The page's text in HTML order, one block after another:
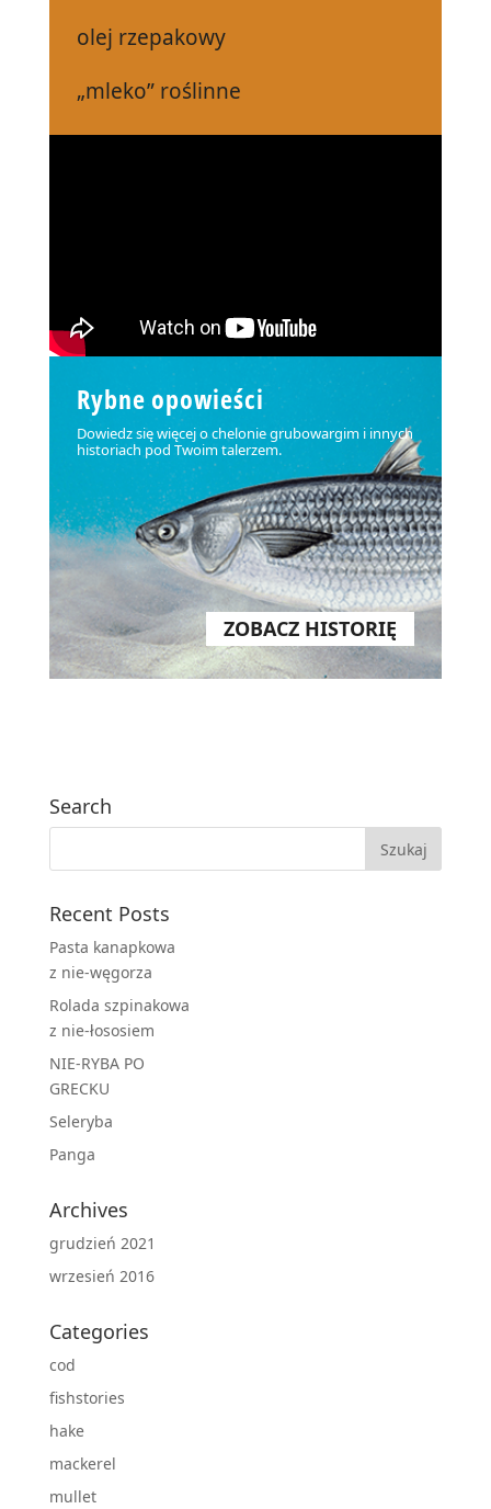
olej rzepakowy
„mleko” roślinne
Rybne opowieści
Dowiedz się więcej o chelonie grubowargim i innych
historiach pod Twoim talerzem.
ZOBACZ HISTORIĘ
Search
Recent Posts
Pasta kanapkowa
z nie-węgorza
Rolada szpinakowa
z nie-łososiem
NIE-RYBA PO
GRECKU
Seleryba
Panga
Archives
grudzień 2021
wrzesień 2016
Categories
cod
fishstories
hake
mackerel
mullet